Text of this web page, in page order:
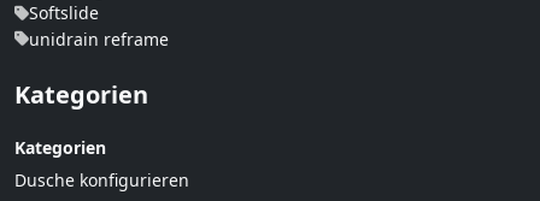
Softslide
unidrain reframe
Kategorien
Kategorien
Dusche konfigurieren